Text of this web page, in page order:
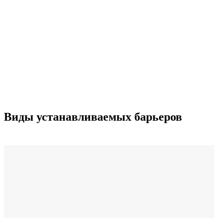
Виды устанавливаемых барьеров